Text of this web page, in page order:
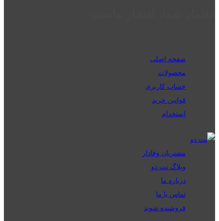
صفحه اصلی
محصولات
حساب کاربری
قوانین خرید
استخدام
مشتریان وفادار
وبلاگ نت دو
درباره ما
تماس با ما
فروشنده شوید